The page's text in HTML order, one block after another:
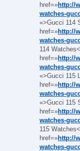
href=»http://
watches-
«>Gucci 114
href=»http://
watches-
114
href=»http://
watches-
«>Gucci 115
href=»http://
watches-
«>Gucci 115
href=»http://
watches-
115
href=»http://
watches-